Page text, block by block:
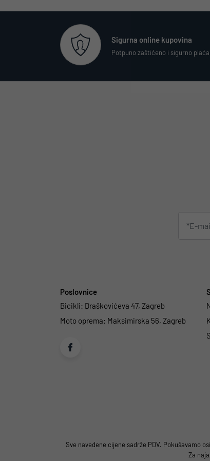
Sigurna online kupovina
Potpuno zaštićeno i sigurno
Poslovnice
Bicikli: Draškovićeva 47, Zagreb
Moto oprema: Maksimirska 56, Zagreb
Sve navedene cijene sadrže PDV. Pokušavamo
Za